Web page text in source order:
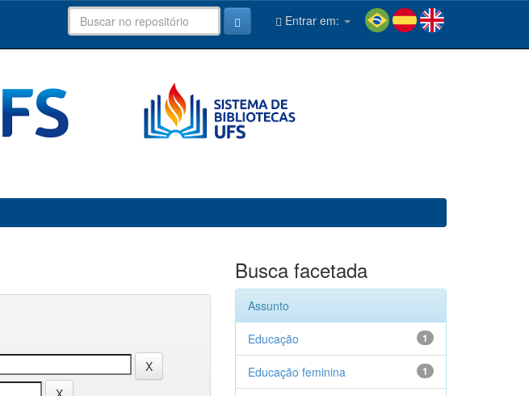
Entrar em:
Busca facetada
Assunto
1
Educação
1
Educação feminina